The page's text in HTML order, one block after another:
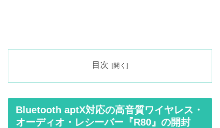
目次
Bluetooth aptX対応の高音質ワイヤレス・
オーディオ・レシーバー『R80』の開封